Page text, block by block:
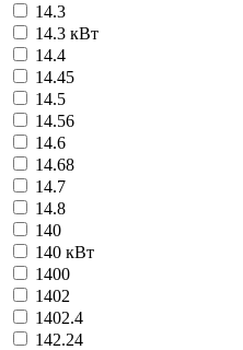
14.3
14.3 кВт
14.4
14.45
14.5
14.56
14.6
14.68
14.7
14.8
140
140 кВт
1400
1402
1402.4
142.24